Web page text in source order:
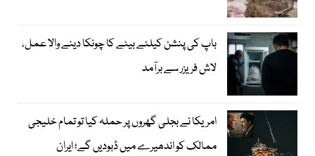
باپ کی پنشن کیلئے بیٹے کا چونکا دینے والا عمل،
لاش فریزر سے برآمد
امریکا نے بجلی گھروں پر حملہ کیا تو تمام خلیجی
ممالک کو اندھیرے میں ڈبودیں گے؛ ایران